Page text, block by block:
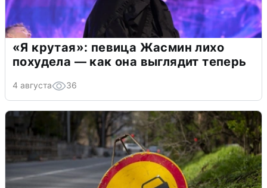
«Я крутая»: певица Жасмин лихо
похудела — как она выглядит теперь
4 августа 36